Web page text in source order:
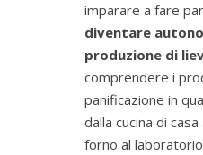
imparare a fare
diventare
produzione di
comprendere i
panificazione in
dalla cucina di
forno al